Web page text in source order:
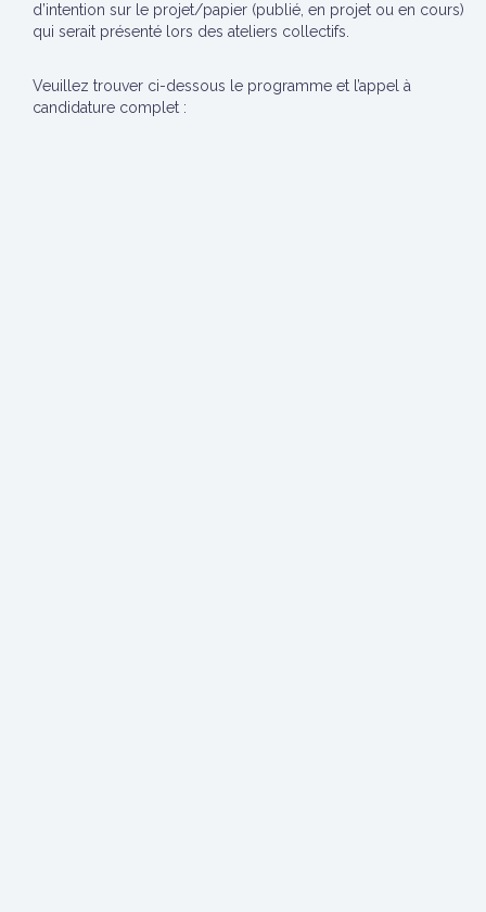
d’intention sur le projet/papier (publié, en projet ou en cours)
qui serait présenté lors des ateliers collectifs.
Veuillez trouver ci-dessous le programme et l’appel à
candidature complet :